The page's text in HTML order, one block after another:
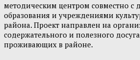
методическим центром совместно с
образования и учреждениями
района. Проект направлен на
содержательного и полезного
проживающих в районе.